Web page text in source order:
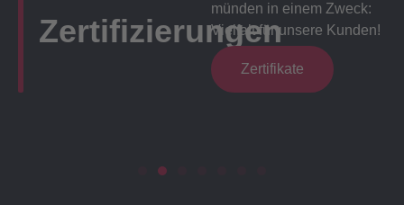
Zertifizierungen
münden in einem Zweck:
Vielfalt für unsere Kunden!
Zertifikate